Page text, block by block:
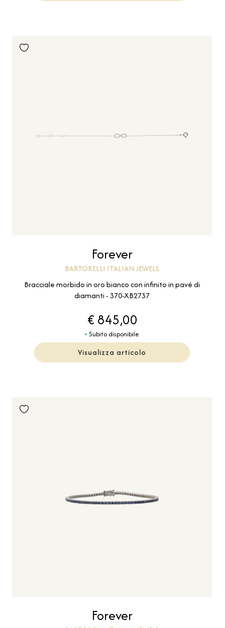
Forever
BARTORELLI ITALIAN JEWELS
Bracciale morbido in oro bianco con infinito in pavé di
diamanti - 370-XB2737
€ 845,00
Subito disponibile
Visualizza articolo
Forever